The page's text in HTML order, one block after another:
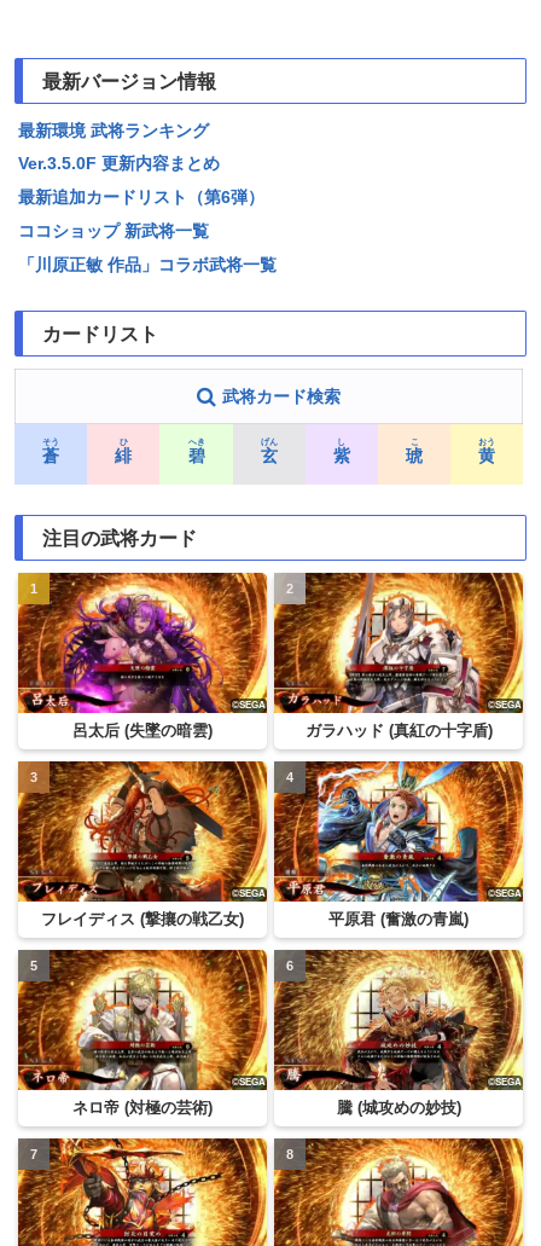
最新バージョン情報
最新環境 武将ランキング
Ver.3.5.0F 更新内容まとめ
最新追加カードリスト（第6弾）
ココショップ 新武将一覧
「川原正敏 作品」コラボ武将一覧
カードリスト
武将カード検索
蒼
そう
緋
ひ
碧
へき
玄
げん
紫
し
琥
こ
黄
おう
注目の武将カード
呂太后 (失墜の暗雲) ガラハッド (真紅の十字盾)
フレイディス (撃攘の戦乙女) 平原君 (奮激の青嵐)
ネロ帝 (対極の芸術) 騰 (城攻めの妙技)